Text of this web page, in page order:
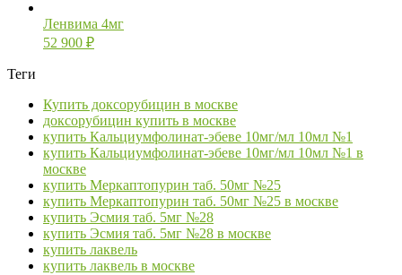
Ленвима 4мг
52 900 ₽
Теги
Купить доксорубицин в москве
доксорубицин купить в москве
купить Кальциумфолинат-эбеве 10мг/мл 10мл №1
купить Кальциумфолинат-эбеве 10мг/мл 10мл №1 в
москве
купить Меркаптопурин таб. 50мг №25
купить Меркаптопурин таб. 50мг №25 в москве
купить Эсмия таб. 5мг №28
купить Эсмия таб. 5мг №28 в москве
купить лаквель
купить лаквель в москве